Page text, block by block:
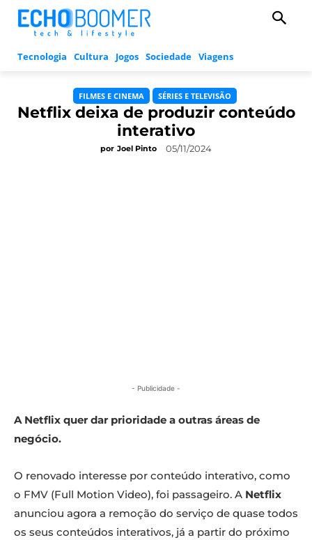
Tecnologia Cultura Jogos Sociedade Viagens
FILMES E CINEMA SÉRIES E TELEVISÃO
Netflix deixa de produzir conteúdo
interativo
por Joel Pinto 05/11/2024
- Publicidade -
A Netflix quer dar prioridade a outras áreas de
negócio.
O renovado interesse por conteúdo interativo, como
o FMV (Full Motion Video), foi passageiro. A Netflix
anunciou agora a remoção do serviço de quase todos
os seus conteúdos interativos, já a partir do próximo